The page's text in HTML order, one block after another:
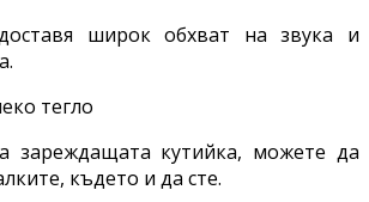
широк обхват на звука и
тегло
зареждащата кутийка, можете да
където и да сте.